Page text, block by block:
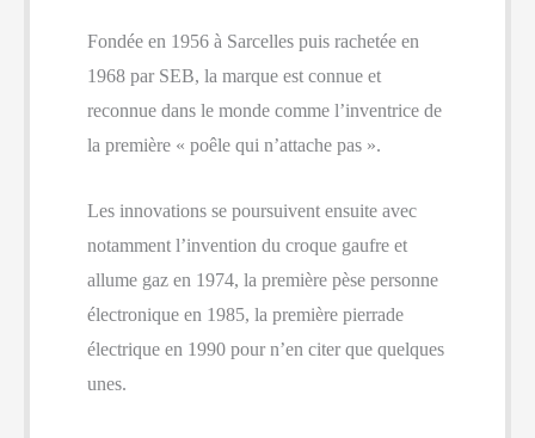
Fondée en 1956 à Sarcelles puis rachetée en
1968 par SEB, la marque est connue et
reconnue dans le monde comme l’inventrice de
la première « poêle qui n’attache pas ».
Les innovations se poursuivent ensuite avec
notamment l’invention du croque gaufre et
allume gaz en 1974, la première pèse personne
électronique en 1985, la première pierrade
électrique en 1990 pour n’en citer que quelques
unes.